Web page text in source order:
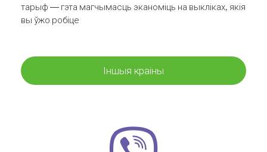
тарыф — гэта магчымасць эканоміць на выкліках, якія
вы ўжо робіце
Іншыя краіны